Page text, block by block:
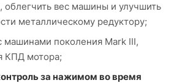
облегчить вес машины и улучшить
металлическому редуктору;
машинами поколения Mark III,
КПД мотора;
за нажимом во время